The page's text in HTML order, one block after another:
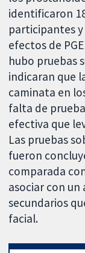
identificaron
participantes
efectos de
hubo pruebas
indicaran que
caminata en
falta de
efectiva que
Las pruebas
fueron
comparada
asociar con
secundarios
facial.